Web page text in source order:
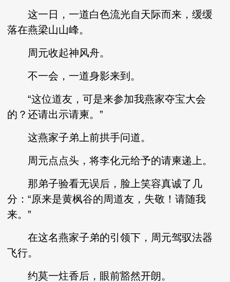
这一日，一道白色流光自天际而来，缓缓
落在燕梁山山峰。
周元收起神风舟。
不一会，一道身影来到。
“这位道友，可是来参加我燕家夺宝大会
的？还请出示请柬。”
这燕家子弟上前拱手问道。
周元点点头，将李化元给予的请柬递上。
那弟子验看无误后，脸上笑容真诚了几
分：“原来是黄枫谷的周道友，失敬！请随我
来。”
在这名燕家子弟的引领下，周元驾驭法器
飞行。
约莫一炷香后，眼前豁然开朗。